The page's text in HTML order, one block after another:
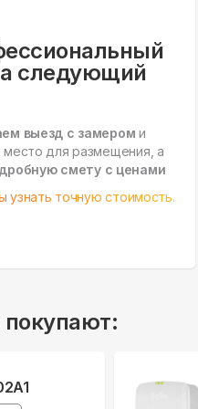
следующий
выезд с замером и
для размещения, а
смету с ценами
узнать точную стоимость.